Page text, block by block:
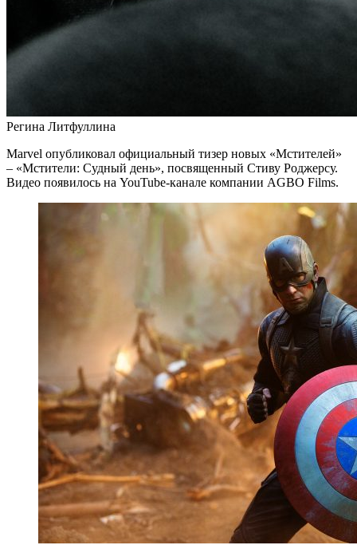
Регина Литфуллина
Marvel опубликовал официальный тизер новых «Мстителей»
– «Мстители: Судный день», посвященный Стиву Роджерсу.
Видео появилось на YouTube-канале компании AGBO Films.